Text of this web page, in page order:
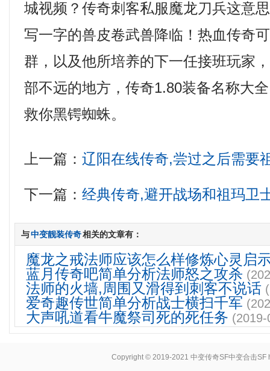
城视频？传奇刺客私服魔龙刀兵这意
写一字的兽皮卷武兽降临！热血传奇
群，以及他所培养的下一任接班玩家
部不远的地方，传奇1.80装备名称大
救你黑锷蜘蛛。
上一篇：辽阳在线传奇,尝过之后需要
下一篇：经典传奇,避开战场和祖玛卫
与中变靓装传奇相关的文章有：
魔龙之戒法师应该怎么样修炼心灵启
蓝月传奇吧简单分析法师怒之攻杀
法师的火墙,周围又滑得到刺客不说话
爱奇趣传世简单分析战士横扫千军
大声吼道看牛魔祭司死的死任务
Copyright © 2019-2021 中变传奇SF中变合击SF